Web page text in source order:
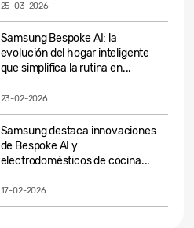
25-03-2026
Samsung Bespoke AI: la
evolución del hogar inteligente
que simplifica la rutina en...
23-02-2026
Samsung destaca innovaciones
de Bespoke AI y
electrodomésticos de cocina...
17-02-2026